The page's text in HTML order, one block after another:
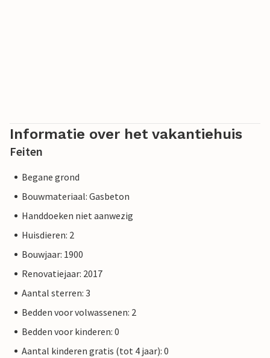
Informatie over het vakantiehuis
Feiten
Begane grond
Bouwmateriaal: Gasbeton
Handdoeken niet aanwezig
Huisdieren: 2
Bouwjaar: 1900
Renovatiejaar: 2017
Aantal sterren: 3
Bedden voor volwassenen: 2
Bedden voor kinderen: 0
Aantal kinderen gratis (tot 4 jaar): 0